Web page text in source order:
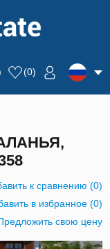
(0)
к сравнению (0)
в избранное(0)
свою цену